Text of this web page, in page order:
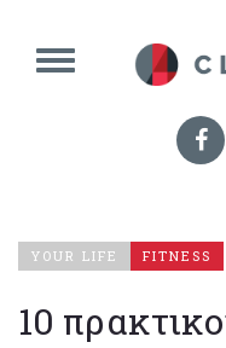
YOUR LIFE FITNESS
10